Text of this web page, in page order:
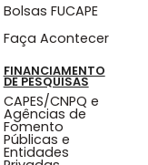
Bolsas FUCAPE
Faça Acontecer
FINANCIAMENTO
DE PESQUISAS
CAPES/CNPQ e
Agências de
Fomento
Públicas e
Entidades